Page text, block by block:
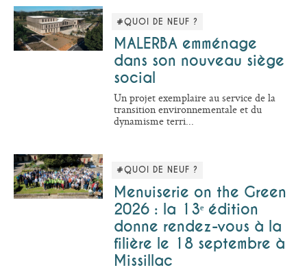
#QUOI DE NEUF ?
MALERBA emménage
dans son nouveau siège
social
Un projet exemplaire au service de la
transition environnementale et du
dynamisme terri...
#QUOI DE NEUF ?
Menuiserie on the Green
2026 : la 13ᵉ édition
donne rendez-vous à la
filière le 18 septembre à
Missillac